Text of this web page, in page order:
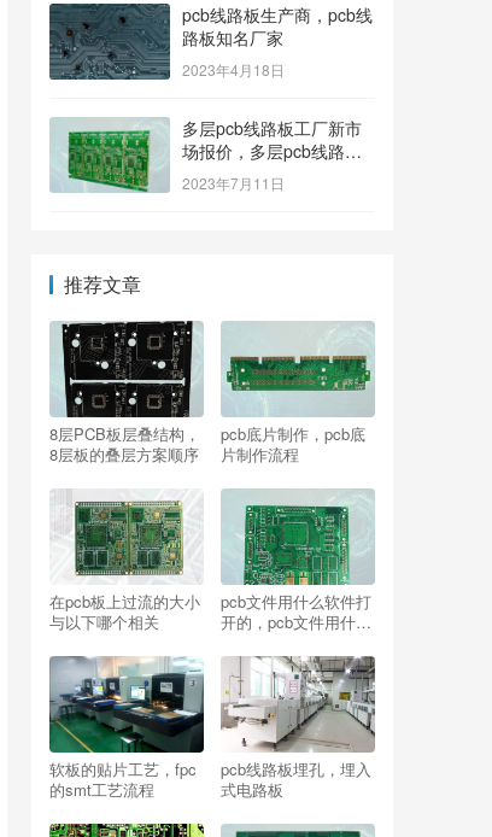
pcb线路板生产商，pcb线
路板知名厂家
2023年4月18日
多层pcb线路板工厂新市
场报价，多层pcb线路板
厂家新参考价格
2023年7月11日
推荐文章
8层PCB板层叠结构，
8层板的叠层方案顺序
pcb底片制作，pcb底
片制作流程
在pcb板上过流的大小
与以下哪个相关
pcb文件用什么软件打
开的，pcb文件用什么
软板的贴片工艺，fpc
的smt工艺流程
pcb线路板埋孔，埋入
式电路板